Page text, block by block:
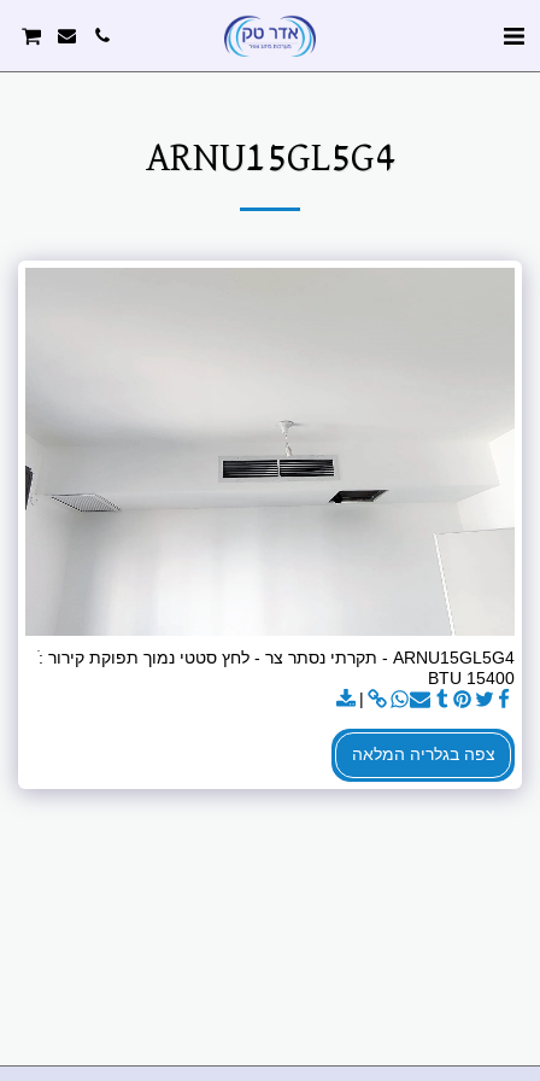
ARNU15GL5G4
ARNU15GL5G4 - תקרתי נסתר צר - לחץ סטטי נמוך תפוקת קירור :ׁ
15400 BTU
צפה בגלריה המלאה